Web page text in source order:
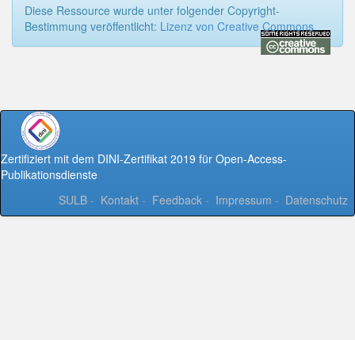
Diese Ressource wurde unter folgender Copyright-
Bestimmung veröffentlicht: Lizenz von Creative Commons
Zertifiziert mit dem DINI-Zertifikat 2019 für Open-Access-
Publikationsdienste
SULB - Kontakt - Feedback - Impressum - Datenschutz